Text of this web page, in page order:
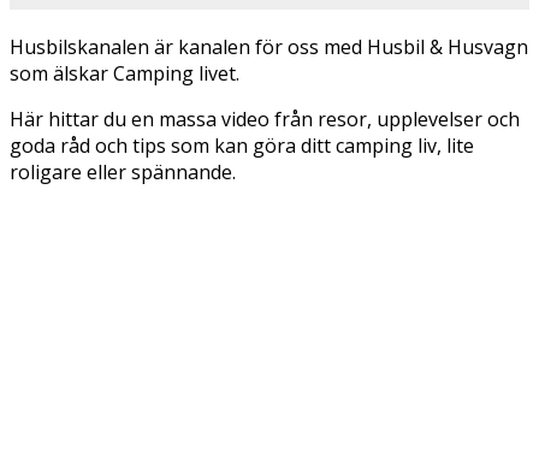
Husbilskanalen är kanalen för oss med Husbil & Husvagn
som älskar Camping livet.
Här hittar du en massa video från resor, upplevelser och
goda råd och tips som kan göra ditt camping liv, lite
roligare eller spännande.